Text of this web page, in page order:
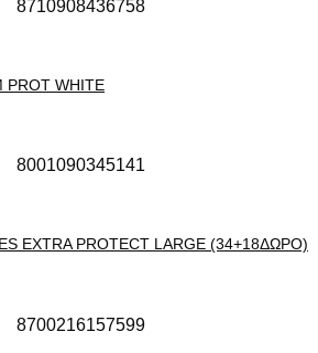
PROT WHITE
EXTRA PROTECT LARGE (34+18ΔΩΡΟ)